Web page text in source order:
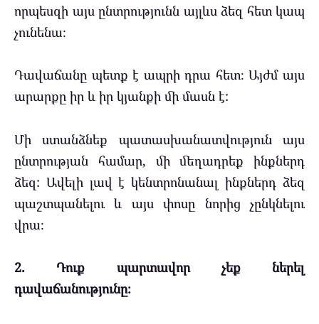
որպեսզի այս ընտրությունն այլևս ձեզ հետ կապ
չունենա։
Դավաճանը պետք է ապրի դրա հետ։ Այժմ այս
արարքը իր և իր կյանքի մի մասն է:
Մի ստանձնեք պատասխանատվություն այս
ընտրության համար, մի մեղադրեք ինքներդ
ձեզ: Ավելի լավ է կենտրոնանալ ինքներդ ձեզ
պաշտպանելու և այս փոսը նորից չընկնելու
վրա։
2. Դուք պարտավոր չեք ներել
դավաճանությունը։